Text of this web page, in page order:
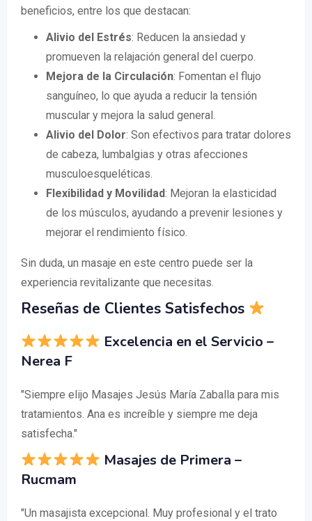
beneficios, entre los que destacan:
Alivio del Estrés: Reducen la ansiedad y
promueven la relajación general del cuerpo.
Mejora de la Circulación: Fomentan el flujo
sanguíneo, lo que ayuda a reducir la tensión
muscular y mejora la salud general.
Alivio del Dolor: Son efectivos para tratar dolores
de cabeza, lumbalgias y otras afecciones
musculoesqueléticas.
Flexibilidad y Movilidad: Mejoran la elasticidad
de los músculos, ayudando a prevenir lesiones y
mejorar el rendimiento físico.
Sin duda, un masaje en este centro puede ser la
experiencia revitalizante que necesitas.
Reseñas de Clientes Satisfechos
Excelencia en el Servicio –
Nerea F
"Siempre elijo Masajes Jesús María Zaballa para mis
tratamientos. Ana es increíble y siempre me deja
satisfecha."
Masajes de Primera –
Rucmam
"Un masajista excepcional. Muy profesional y el trato